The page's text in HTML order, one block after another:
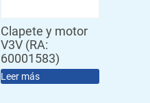
Clapete y motor
V3V (RA:
60001583)
Leer más